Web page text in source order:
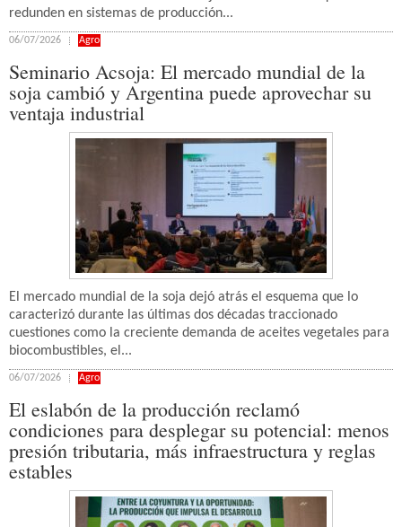
redunden en sistemas de producción...
06/07/2026 Agro
Seminario Acsoja: El mercado mundial de la
soja cambió y Argentina puede aprovechar su
ventaja industrial
El mercado mundial de la soja dejó atrás el esquema que lo
caracterizó durante las últimas dos décadas traccionado
cuestiones como la creciente demanda de aceites vegetales para
biocombustibles, el...
06/07/2026 Agro
El eslabón de la producción reclamó
condiciones para desplegar su potencial: menos
presión tributaria, más infraestructura y reglas
estables